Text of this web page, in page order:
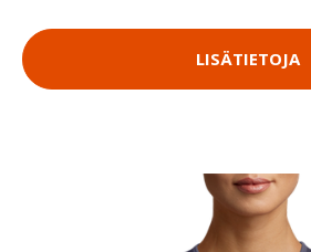
LISÄTIETOJA